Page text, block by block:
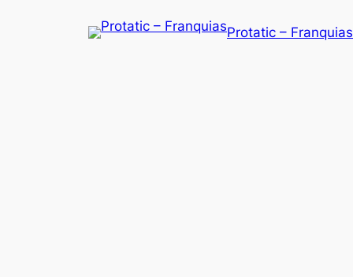
Protatic – Franquias